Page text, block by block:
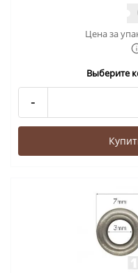
Цена за
Выберите
-